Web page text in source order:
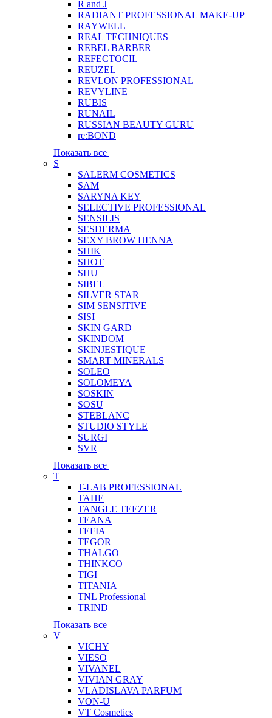
R and J
RADIANT PROFESSIONAL MAKE-UP
RAYWELL
REAL TECHNIQUES
REBEL BARBER
REFECTOCIL
REUZEL
REVLON PROFESSIONAL
REVYLINE
RUBIS
RUNAIL
RUSSIAN BEAUTY GURU
re:BOND
Показать все
S
SALERM COSMETICS
SAM
SARYNA KEY
SELECTIVE PROFESSIONAL
SENSILIS
SESDERMA
SEXY BROW HENNA
SHIK
SHOT
SHU
SIBEL
SILVER STAR
SIM SENSITIVE
SISI
SKIN GARD
SKINDOM
SKINJESTIQUE
SMART MINERALS
SOLEO
SOLOMEYA
SOSKIN
SOSU
STEBLANC
STUDIO STYLE
SURGI
SVR
Показать все
T
T-LAB PROFESSIONAL
TAHE
TANGLE TEEZER
TEANA
TEFIA
TEGOR
THALGO
THINKCO
TIGI
TITANIA
TNL Professional
TRIND
Показать все
V
VICHY
VIESO
VIVANEL
VIVIAN GRAY
VLADISLAVA PARFUM
VON-U
VT Cosmetics